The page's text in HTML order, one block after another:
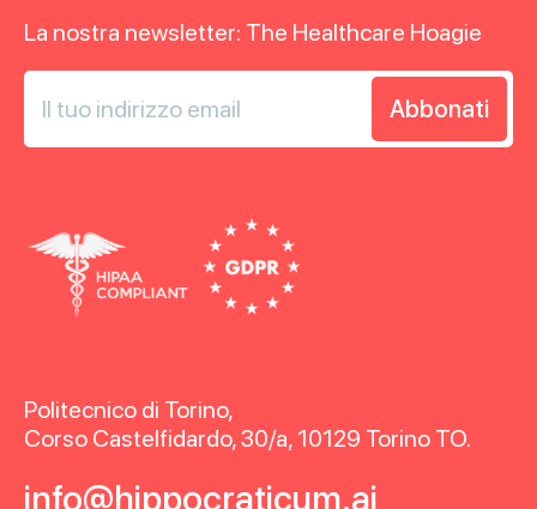
Politecnico di Torino,
Corso Castelfidardo, 30/a, 10129 Torino TO.
info@hippocraticum.ai
La nostra newsletter: The Healthcare Hoagie